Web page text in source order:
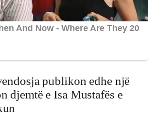
publikon edhe një
djemtë e Isa Mustafës e